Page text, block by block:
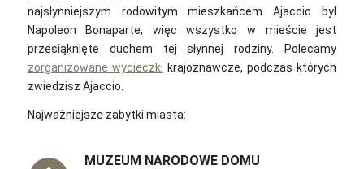
najsłynniejszym rodowitym mieszkańcem Ajaccio był
Napoleon Bonaparte, więc wszystko w mieście jest
przesiąknięte duchem tej słynnej rodziny. Polecamy
zorganizowane wycieczki krajoznawcze, podczas których
zwiedzisz Ajaccio.
Najważniejsze zabytki miasta:
MUZEUM NARODOWE DOMU